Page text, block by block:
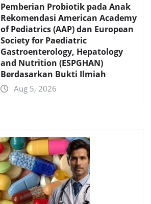
Pemberian Probiotik pada Anak
Rekomendasi American Academy
of Pediatrics (AAP) dan European
Society for Paediatric
Gastroenterology, Hepatology
and Nutrition (ESPGHAN)
Berdasarkan Bukti Ilmiah
Aug 5, 2026